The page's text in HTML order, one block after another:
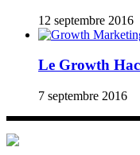
12 septembre 2016
Le Growth
7 septembre 2016